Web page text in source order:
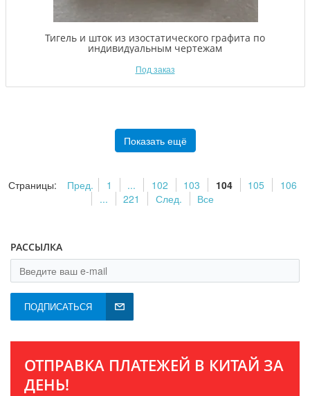
Тигель и шток из изостатического графита по
индивидуальным чертежам
Под заказ
Показать ещё
Страницы: Пред. 1 ... 102 103 104 105
106
...
221 След. Все
РАССЫЛКА
ПОДПИСАТЬСЯ
ОТПРАВКА ПЛАТЕЖЕЙ В КИТАЙ ЗА
ДЕНЬ!